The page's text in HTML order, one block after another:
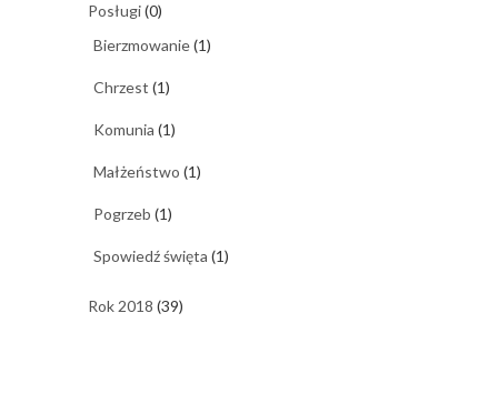
Posługi(0)
Bierzmowanie(1)
Chrzest (1)
Komunia (1)
Małżeństwo (1)
Pogrzeb (1)
Spowiedź święta (1)
Rok 2018 (39)